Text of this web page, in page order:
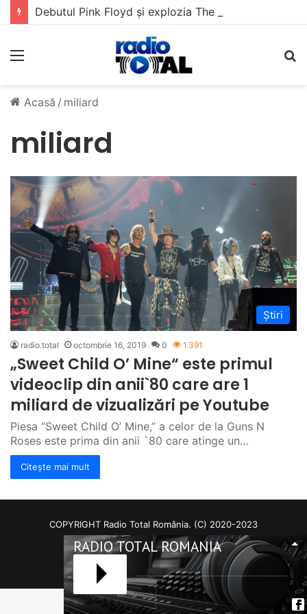
Debutul Pink Floyd și explozia The Kinks
Meniu
Acasă / miliard
miliard
Știri
radio.total octombrie 16, 2019 0 1.391
„Sweet Child O’ Mine“ este primul
videoclip din anii`80 care are 1
miliard de vizualizări pe Youtube
Piesa “Sweet Child O’ Mine,” a celor de la Guns N
Roses este prima din anii `80 care atinge un…
Citește mai mult
COPYRIGHT Radio Total România. (C) 2020-2023
Facebook
RSS
RADIO TOTAL ROMANIA